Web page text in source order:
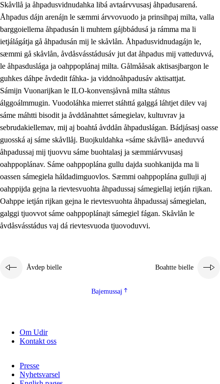
Skåvllå ja åhpadusvidnudahka libá avtaárvvusasj åhpadusarená.
Åhpadus dájn arenájn le sæmmi árvvovuodo ja prinsihpaj milta, valla
barggoiellema åhpadusán li muhtem gájbbádusá ja rámma ma li
ietjálágátja gå åhpadusán mij le skåvlån. Åhpadusvidnudagájn le,
sæmmi gå skåvlån, åvdåsvásstádusáv jut dat åhpadus mij vatteduvvá,
le åhpasduslága ja oahppoplánaj milta. Gålmååsak aktisasjbargon le
guhkes dáhpe åvdedit fáhka- ja viddnoåhpadusáv aktisattjat.
Sámijn Vuonarijkan le ILO-konvensjåvnå milta stáhtus
álggoálmmugin. Vuodoláhka mierret stáhttá galggá láhtjet dilev vaj
sáme máhtti bisodit ja åvddånahttet sámegielav, kultuvrav ja
sebrudakiellemav, mij aj boahtá åvddån åhpaduslágan. Bádjásasj oasse
guosská aj sáme skåvllåj. Buojkuldahka «sáme skåvllå» aneduvvá
åhpadussaj mij tjuovvu sáme buohtalasj ja sæmmiárvvusasj
oahppoplánav. Sáme oahppoplána gullu dajda suohkanijda ma li
oassen sámegiela háldadimguovlos. Sæmmi oahppoplána gulluji aj
oahppijda gejna la rievtesvuohta åhpadussaj sámegiellaj ietján rijkan.
Oahppe ietján rijkan gejna le rievtesvuohta åhpadussaj sámegielan,
galggi tjuovvot sáme oahppoplánajt sámegiel fágan. Skåvlån le
åvdåsvásstádus vaj dá rievtesvuoda tjuovoduvvi.
Åvdep bielle Boahtte bielle
Bajemussaj
Om Udir
Kontakt oss
Presse
Nyhetsvarsel